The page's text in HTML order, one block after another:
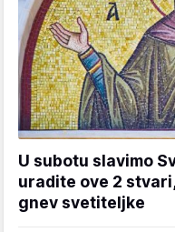
U subotu slavimo
uradite ove 2
gnev svetiteljke